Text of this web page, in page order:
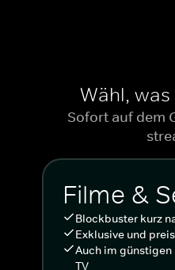
Wähl,
Sofort auf dem
Filme &
Blockbuster kurz
Exklusive und
Auch im
TV